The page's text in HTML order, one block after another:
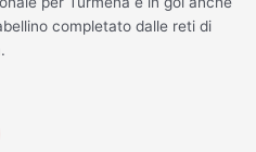
completato dalle reti di